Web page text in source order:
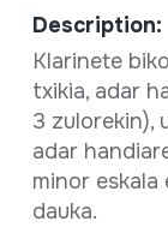
Description:
Klarinete
txikia, adar
3 zulorekin),
adar
minor
dauka.